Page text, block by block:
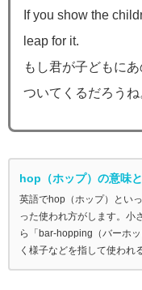
If you show the
leap for it.
もし君が子どもに
ついてくるだろうね
hop（ホップ）の意味
英語でhop（ホップ）とい
った使われ方がします。小
ら「bar-hopping（バーホ
く様子などを指して使われ